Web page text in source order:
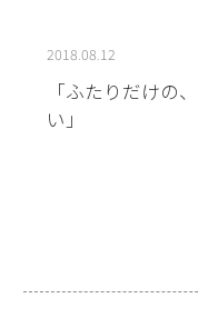
2018.08.12
「ふたりだけの
い」